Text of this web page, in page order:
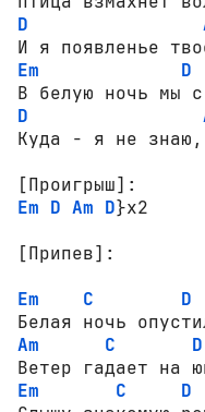
D
Em
D
D
Куда - я не
[Проигрыш]:
Em D Am D}x2
[Припев]:
Em
C D
Am
C D
Em
C D